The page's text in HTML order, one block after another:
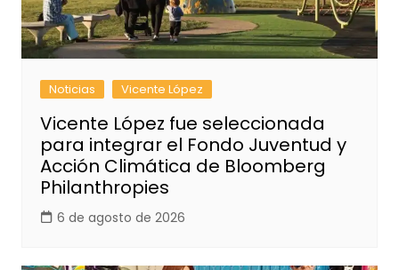
Noticias Vicente López
Vicente López fue seleccionada
para integrar el Fondo Juventud y
Acción Climática de Bloomberg
Philanthropies
6 de agosto de 2026